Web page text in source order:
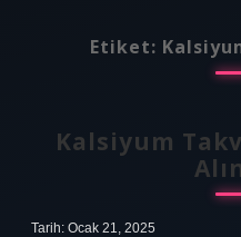
Etiket:
Kalsiyum
Tarih: Ocak 21, 2025